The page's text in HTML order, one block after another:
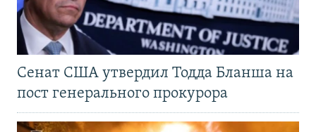
Сенат США утвердил Тодда Бланша на
пост генерального прокурора